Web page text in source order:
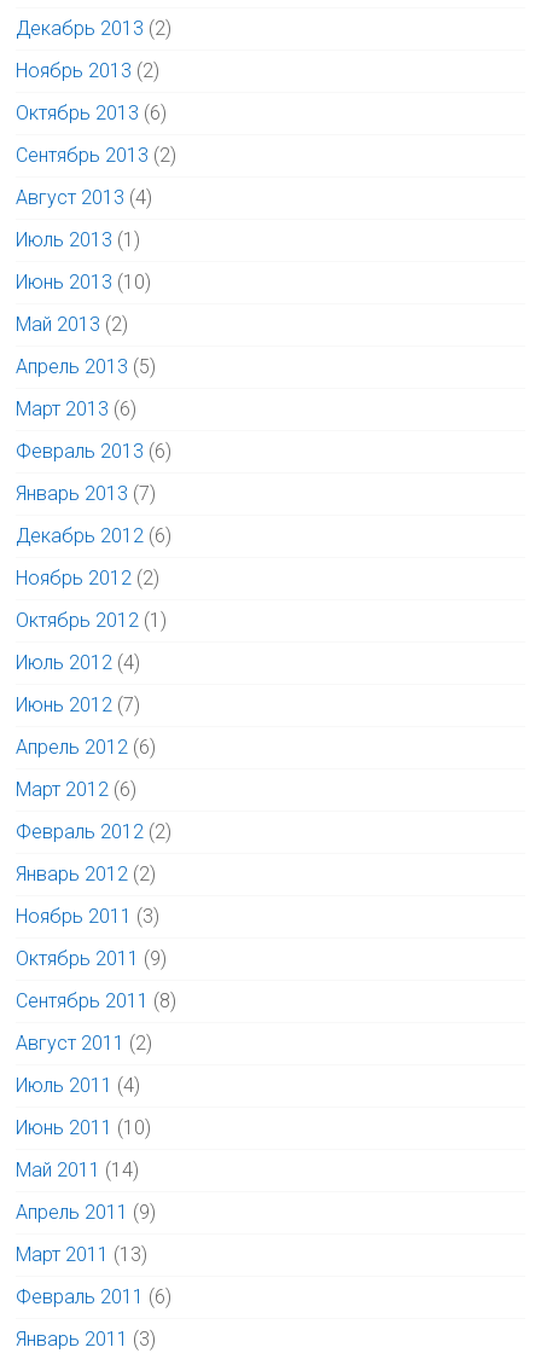
Декабрь 2013 (2)
Ноябрь 2013 (2)
Октябрь 2013 (6)
Сентябрь 2013 (2)
Август 2013 (4)
Июль 2013 (1)
Июнь 2013 (10)
Май 2013 (2)
Апрель 2013 (5)
Март 2013 (6)
Февраль 2013 (6)
Январь 2013 (7)
Декабрь 2012 (6)
Ноябрь 2012 (2)
Октябрь 2012 (1)
Июль 2012 (4)
Июнь 2012 (7)
Апрель 2012 (6)
Март 2012 (6)
Февраль 2012 (2)
Январь 2012 (2)
Ноябрь 2011 (3)
Октябрь 2011 (9)
Сентябрь 2011 (8)
Август 2011 (2)
Июль 2011 (4)
Июнь 2011 (10)
Май 2011 (14)
Апрель 2011 (9)
Март 2011 (13)
Февраль 2011 (6)
Январь 2011 (3)